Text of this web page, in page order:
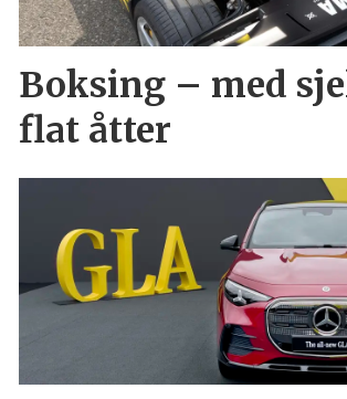
Boksing – med
flat åtter